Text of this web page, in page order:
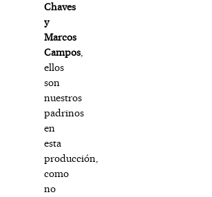
Chaves
y
Marcos
Campos,
ellos
son
nuestros
padrinos
en
esta
producción,
como
no